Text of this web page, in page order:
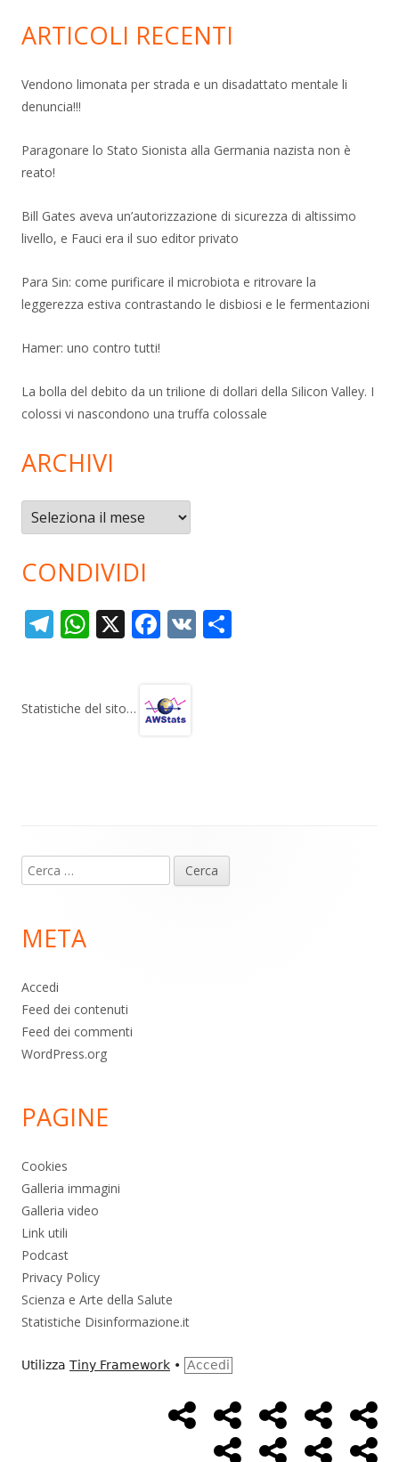
ARTICOLI RECENTI
Vendono limonata per strada e un disadattato mentale li
denuncia!!!
Paragonare lo Stato Sionista alla Germania nazista non è
reato!
Bill Gates aveva un’autorizzazione di sicurezza di altissimo
livello, e Fauci era il suo editor privato
Para Sin: come purificare il microbiota e ritrovare la
leggerezza estiva contrastando le disbiosi e le fermentazioni
Hamer: uno contro tutti!
La bolla del debito da un trilione di dollari della Silicon Valley. I
colossi vi nascondono una truffa colossale
ARCHIVI
Archivi
CONDIVIDI
T
gr
W
s
X F
b
V
Statistiche del sito…
piè
pagina
Ricerca
per:
META
Accedi
Feed dei contenuti
Feed dei commenti
WordPress.org
PAGINE
Cookies
Galleria immagini
Galleria video
Link utili
Podcast
Privacy Policy
Scienza e Arte della Salute
Statistiche Disinformazione.it
Utilizza Tiny Framework • Accedi
MenùHome
Page
Alimentazione
AmbienteBambini
Cancro ControlloEconomia